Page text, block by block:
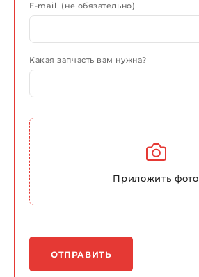
E-mail (не обязательно)
Какая запчасть вам нужна?
Приложить фото
ОТПРАВИТЬ